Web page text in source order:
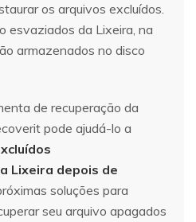
os arquivos excluídos.
esvaziados da Lixeira, na
armazenados no disco
de recuperação da
pode ajudá-lo a
Lixeira depois de
soluções para
seu arquivo apagados